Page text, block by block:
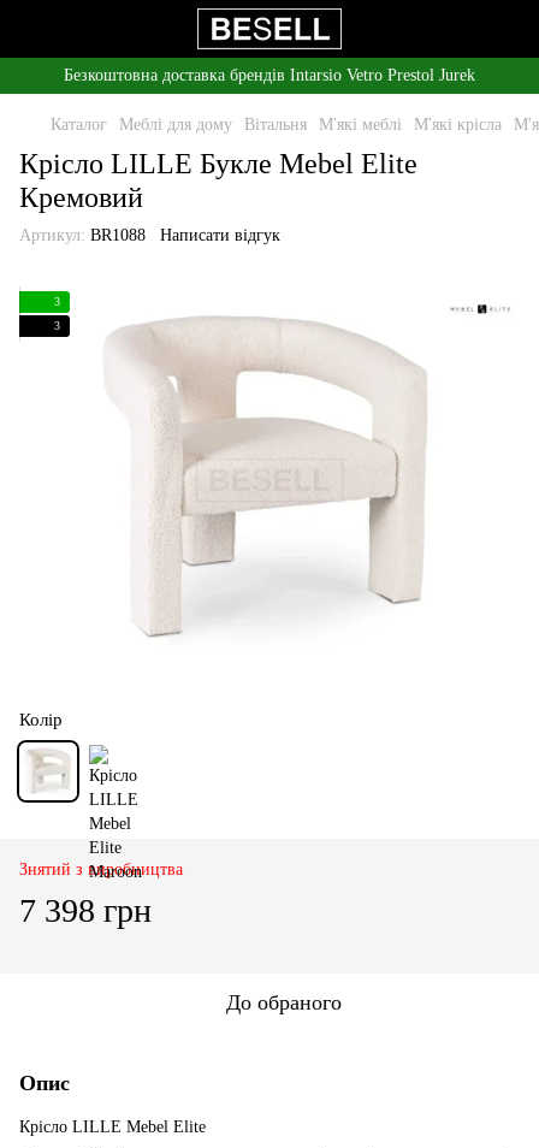
Безкоштовна доставка брендів Intarsio Vetro Prestol Jurek
Каталог Меблі для дому Вітальня М'які меблі М'які крісла
Крісло LILLE Букле Mebel Elite
Кремовий
Артикул: BR1088 Написати відгук
3
3
Колір
Знятий з виробництва
7 398 грн
До обраного
Опис
Крісло LILLE Mebel Elite